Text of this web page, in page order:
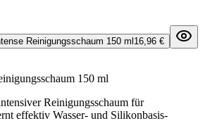
Reinigungsschaum 150 ml 16,96 €
150 ml
Reinigungsschaum für
effektiv Wasser- und Silikonbasis-